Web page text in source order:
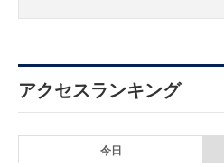
アクセスランキング
今日